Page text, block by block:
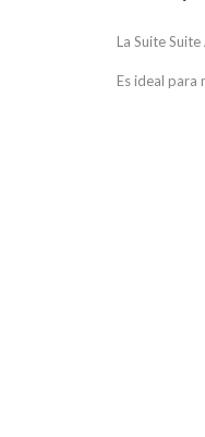
La Suite
Es ideal para